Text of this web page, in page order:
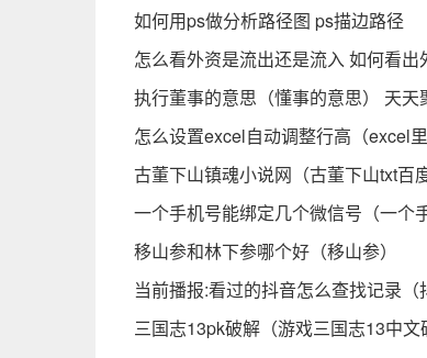
如何用ps做分析路径图 ps描边路径
怎么看外资是流出还是流入 如何看出
执行董事的意思（懂事的意思） 天天
怎么设置excel自动调整行高（excel
古董下山镇魂小说网（古董下山txt百
一个手机号能绑定几个微信号（一个
移山参和林下参哪个好（移山参）
当前播报:看过的抖音怎么查找记录（
三国志13pk破解（游戏三国志13中